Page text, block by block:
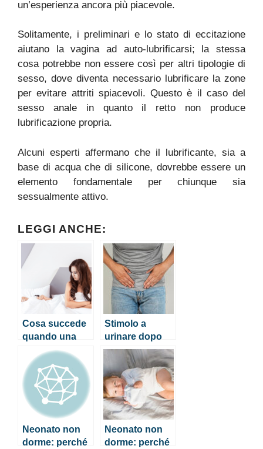
un’esperienza ancora più piacevole.
Solitamente, i preliminari e lo stato di eccitazione
aiutano la vagina ad auto-lubrificarsi; la stessa
cosa potrebbe non essere così per altri tipologie di
sesso, dove diventa necessario lubrificare la zone
per evitare attriti spiacevoli. Questo è il caso del
sesso anale in quanto il retto non produce
lubrificazione propria.
Alcuni esperti affermano che il lubrificante, sia a
base di acqua che di silicone, dovrebbe essere un
elemento fondamentale per chiunque sia
sessualmente attivo.
LEGGI ANCHE:
Cosa succede
quando una
donna perde la
verginità?
Stimolo a
urinare dopo
aver urinato:
perché
succede e cosa
puoi fare
Neonato non
dorme: perché
Neonato non
dorme: perché